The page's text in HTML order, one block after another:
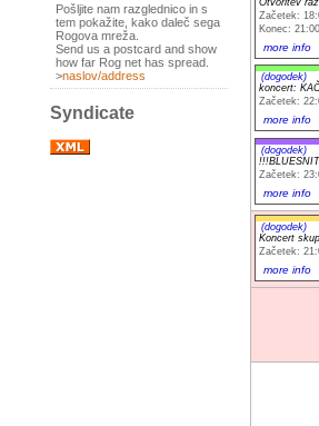
Pošljite nam razglednico in s
tem pokažite, kako daleč sega
Rogova mreža.
Send us a postcard and show
how far Rog net has spread.
>naslov/address
Syndicate
Začetek:
Konec: 21:00
more info
(dogodek)
koncert:
Začetek:
more info
(dogodek)
Začetek:
more info
(dogodek)
Koncert
Začetek:
more info